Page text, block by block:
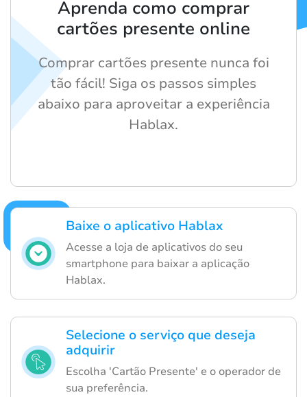
Baixe o aplicativo Hablax
Acesse a loja de aplicativos do seu
smartphone para baixar a aplicação
Hablax.
Selecione o serviço que deseja
adquirir
Escolha 'Cartão Presente' e o operador de
sua preferência.
Aprenda como comprar
cartões presente online
Comprar cartões presente nunca foi
tão fácil! Siga os passos simples
abaixo para aproveitar a experiência
Hablax.